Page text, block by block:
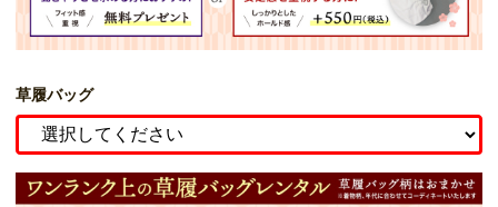
草履バッグ